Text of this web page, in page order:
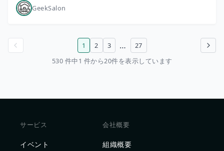
GeekSalon
次のページ
1 2 3 …
27
530 件中1 件から20件を表示しています
サービス
イベント
会社概要
組織概要